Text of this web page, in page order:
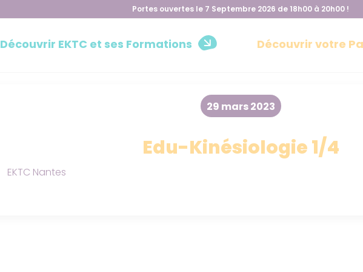
Portes ouvertes le 7 Septembre 2026 de 18h00 à 20h00 !
Découvrir EKTC et ses Formations Découvrir votre
Edu-Kinésiologie 1/4
29 mars 2023
EKTC Nantes